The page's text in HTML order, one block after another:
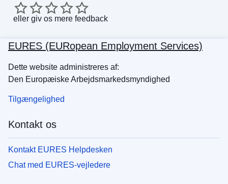
eller giv os mere feedback
EURES (EURopean Employment Services)
Dette website administreres af:
Den Europæiske Arbejdsmarkedsmyndighed
Tilgængelighed
Kontakt os
Kontakt EURES Helpdesken
Chat med EURES-vejledere